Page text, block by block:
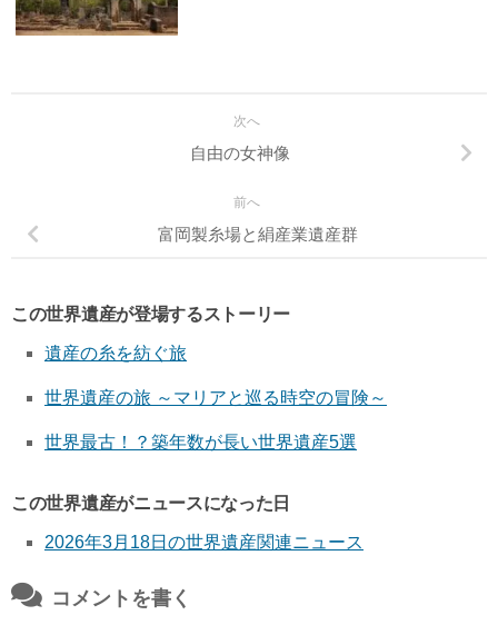
次へ
自由の女神像
前へ
富岡製糸場と絹産業遺産群
この世界遺産が登場するストーリー
遺産の糸を紡ぐ旅
世界遺産の旅 ～マリアと巡る時空の冒険～
世界最古！？築年数が長い世界遺産5選
この世界遺産がニュースになった日
2026年3月18日の世界遺産関連ニュース
コメントを書く